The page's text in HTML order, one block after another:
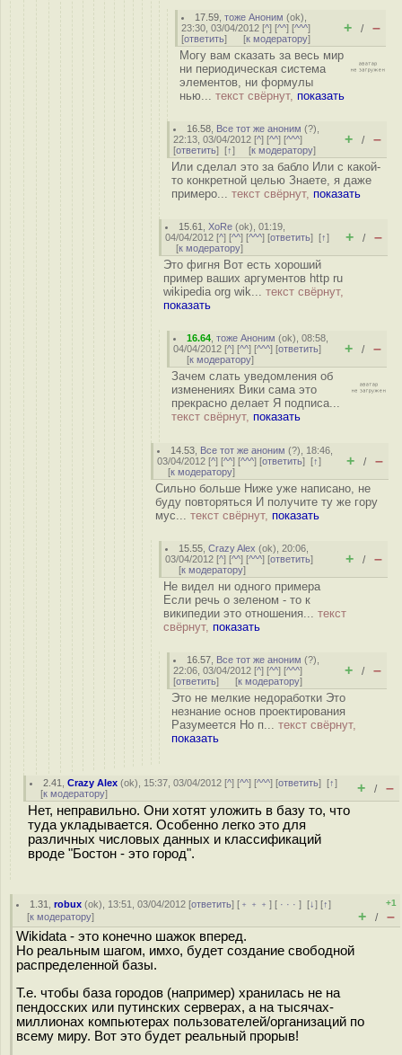
17.59 ,тоже Аноним (ok),
23:30, 03/04/2012 [^] [^^] [^^^]
[ответить] [к модератору]
+ / –
Могу вам сказать за весь мир
ни периодическая система
элементов, ни формулы
нью... текст свёрнут, показать
16.58 Все тот же аноним (?),
22:13, 03/04/2012 [^] [^^] [^^^]
[ответить] [↑] [к модератору]
+ / –
Или сделал это за бабло Или с какой-
то конкретной целью Знаете, я даже
примеро... текст свёрнут, показать
15.61 ,XoRe (ok), 01:19,
04/04/2012 [^] [^^] [^^^] [ответить] [↑]
[к модератору]
+ / –
Это фигня Вот есть хороший
пример ваших аргументов http ru
wikipedia org wik... текст свёрнут,
показать
16.64 ,тоже Аноним (ok), 08:58,
04/04/2012 [^] [^^] [^^^] [ответить]
[к модератору]
+ / –
Зачем слать уведомления об
изменениях Вики сама это
прекрасно делает Я подписа...
текст свёрнут, показать
14.53 Все тот же аноним (?), 18:46,
03/04/2012 [^] [^^] [^^^] [ответить] [↑]
[к модератору]
+ / –
Сильно больше Ниже уже написано, не
буду повторяться И получите ту же гору
мус... текст свёрнут, показать
15.55 ,Crazy Alex (ok), 20:06,
03/04/2012 [^] [^^] [^^^] [ответить]
[к модератору]
+ / –
Не видел ни одного примера
Если речь о зеленом - то к
википедии это отношения... текст
свёрнут, показать
16.57 Все тот же аноним (?),
22:06, 03/04/2012 [^] [^^] [^^^]
[ответить] [к модератору]
+ / –
Это не мелкие недоработки Это
незнание основ проектирования
Разумеется Но п... текст свёрнут,
показать
2.41 ,Crazy Alex (ok), 15:37, 03/04/2012 [^] [^^] [^^^] [ответить][↑]
[к модератору] + / –
Нет, неправильно. Они хотят уложить в базу то, что
туда укладывается. Особенно легко это для
различных числовых данных и классификаций
вроде "Бостон - это город".
1.31 ,robux (ok), 13:51, 03/04/2012 [ответить] [ ﹢﹢﹢] [ · · ·][↓] [↑]
[к модератору]
+1
+ / –
Wikidata - это конечно шажок вперед.
Но реальным шагом, имхо, будет создание свободной
распределенной базы.
Т.е. чтобы база городов (например) хранилась не на
пендосских или путинских серверах, а на тысячах-
миллионах компьютерах пользователей/организаций по
всему миру. Вот это будет реальный прорыв!